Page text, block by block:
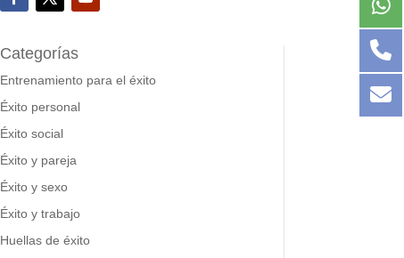
Categorías
Entrenamiento para el éxito
Éxito personal
Éxito social
Éxito y pareja
Éxito y sexo
Éxito y trabajo
Huellas de éxito